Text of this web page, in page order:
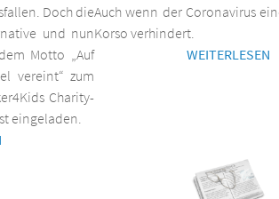
Doch die
und nun
Motto „Auf
vereint“ zum
Charity-
eingeladen.
Auch wenn der Coronavirus
Korso verhindert.
WEITERLESEN